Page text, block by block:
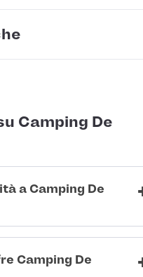
Camping De
a Camping De
Camping De